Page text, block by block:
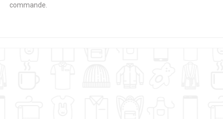
commande.